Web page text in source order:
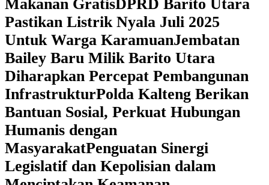
Makanan GratisDPRD Barito Utara
Pastikan Listrik Nyala Juli 2025
Untuk Warga KaramuanJembatan
Bailey Baru Milik Barito Utara
Diharapkan Percepat Pembangunan
InfrastrukturPolda Kalteng Berikan
Bantuan Sosial, Perkuat Hubungan
Humanis dengan
MasyarakatPenguatan Sinergi
Legislatif dan Kepolisian dalam